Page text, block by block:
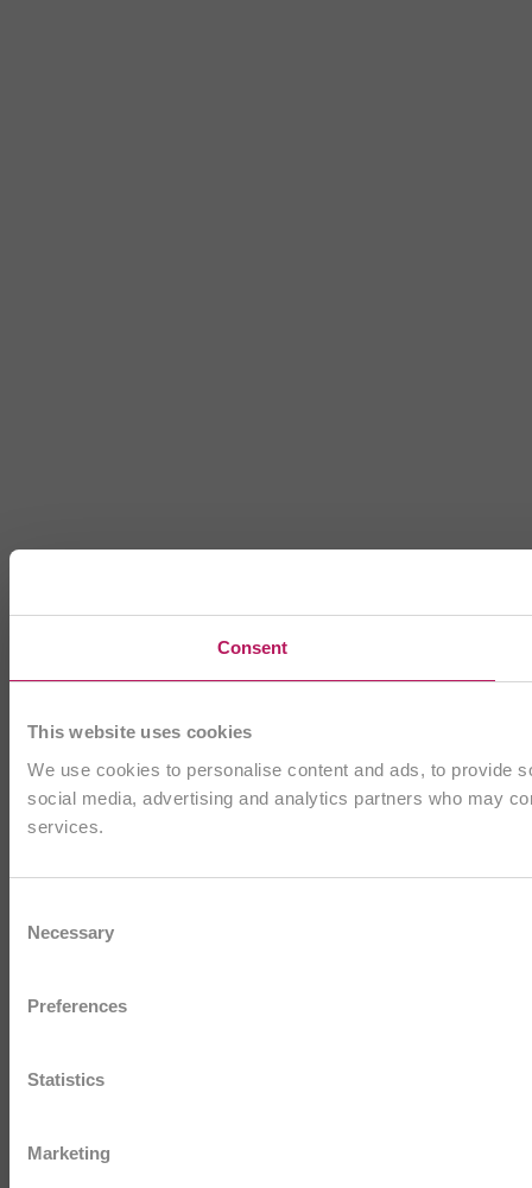
Consent
This website uses cookies
We use cookies to personalise content and ads, to provide
social media, advertising and analytics partners who may
services.
Selection
Necessary
Preferences
Statistics
Marketing